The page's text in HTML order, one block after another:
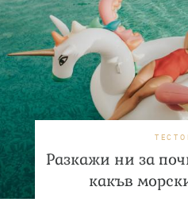
Разкажи ни за
какъв